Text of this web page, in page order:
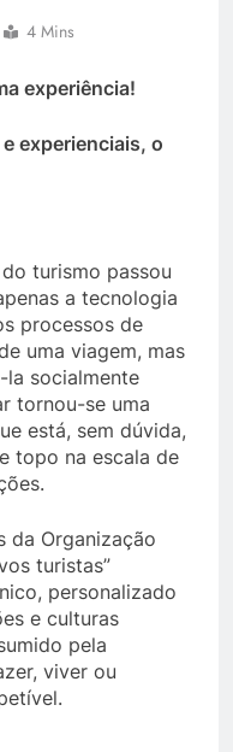
4 Mins
experiência!
experienciais, o
turismo passou
a tecnologia
processos de
uma viagem, mas
la socialmente
tornou-se uma
está, sem dúvida,
topo na escala de
da Organização
turistas”
personalizado
e culturas
pela
viver ou